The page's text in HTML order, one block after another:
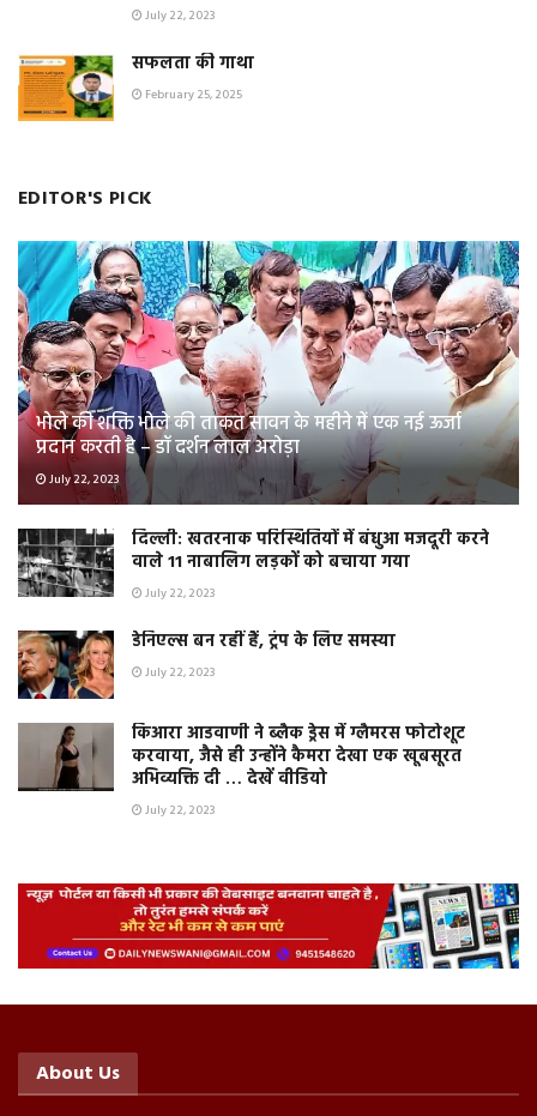
July 22, 2023
सफलता की गाथा
February 25, 2025
EDITOR'S PICK
भोले की शक्ति भोले की ताकत सावन के महीने में एक नई ऊर्जा
प्रदान करती है – डॉ दर्शन लाल अरोड़ा
July 22, 2023
दिल्ली: खतरनाक परिस्थितियों में बंधुआ मजदूरी करने
वाले 11 नाबालिग लड़कों को बचाया गया
July 22, 2023
डेनिएल्स बन रहीं हैं, ट्रंप के लिए समस्या
July 22, 2023
किआरा आडवाणी ने ब्लैक ड्रेस में ग्लैमरस फोटोशूट
करवाया, जैसे ही उन्होंने कैमरा देखा एक खूबसूरत
अभिव्यक्ति दी … देखें वीडियो
July 22, 2023
About Us